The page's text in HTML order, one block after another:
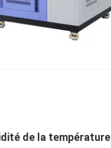
de la température